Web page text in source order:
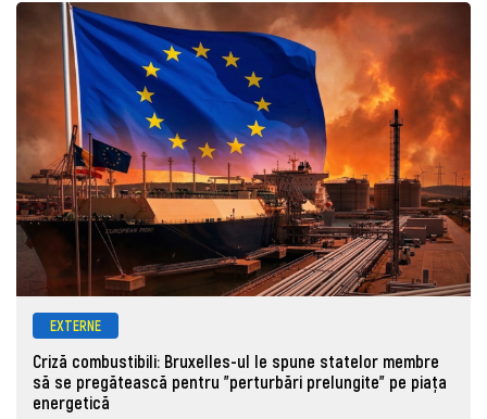
EXTERNE
Criză combustibili: Bruxelles-ul le spune statelor membre
să se pregătească pentru "perturbări prelungite" pe piața
energetică